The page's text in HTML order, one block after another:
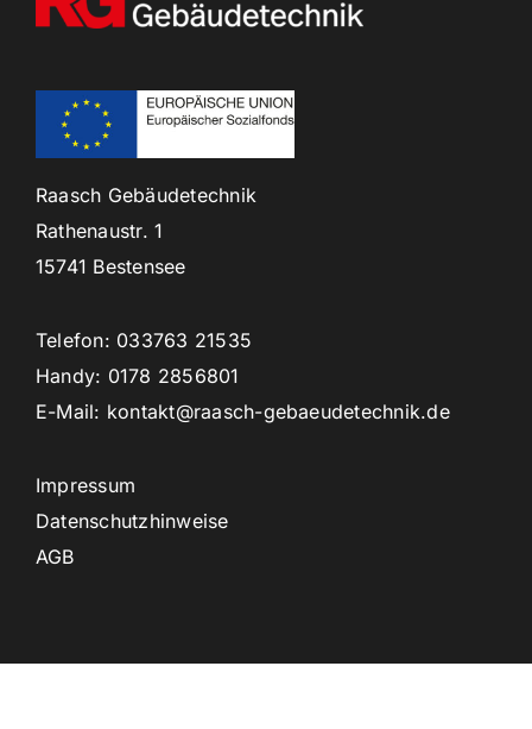
Raasch Gebäudetechnik
Rathenaustr. 1
15741 Bestensee
Telefon: 033763 21535
Handy: 0178 2856801
E-Mail: kontakt@raasch-gebaeudetechnik.de
Impressum
Datenschutzhinweise
AGB